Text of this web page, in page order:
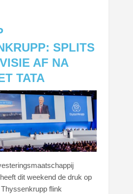
SPLITS
AF NA
TATA
dit weekend de druk op
flink